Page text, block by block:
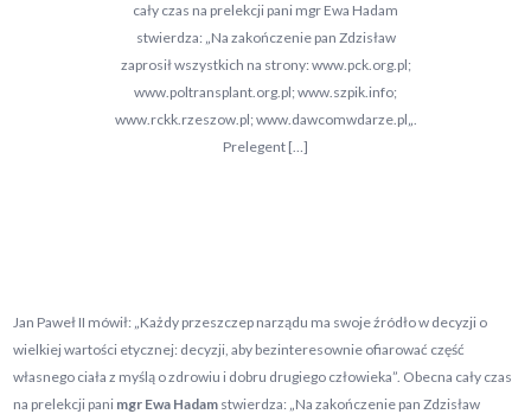
cały czas na prelekcji pani mgr Ewa Hadam
stwierdza: „Na zakończenie pan Zdzisław
zaprosił wszystkich na strony: www.pck.org.pl;
www.poltransplant.org.pl; www.szpik.info;
www.rckk.rzeszow.pl; www.dawcomwdarze.pl„.
Prelegent […]
Jan Paweł II mówił: „Każdy przeszczep narządu ma swoje źródło w decyzji o
wielkiej wartości etycznej: decyzji, aby bezinteresownie ofiarować część
własnego ciała z myślą o zdrowiu i dobru drugiego człowieka”. Obecna cały czas
na prelekcji pani mgr Ewa Hadam stwierdza: „Na zakończenie pan Zdzisław